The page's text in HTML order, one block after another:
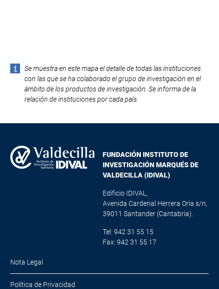
Se muestra en este mapa el detalle de todas las instituciones
con las que se ha colaborado el grupo de investigación en el
ámbito de los productos de investigación. Se informa de la
relación de instituciones por cada país.
FUNDACIÓN INSTITUTO DE
INVESTIGACIÓN MARQUÉS DE
VALDECILLA (IDIVAL)
Edificio IDIVAL,
Avenida Cardenal Herrera Oria s/n,
39011 Santander (Cantabria).
Tel: 942 31 55 15
Fax: 942 31 55 17
Nota Legal
Política de Privacidad